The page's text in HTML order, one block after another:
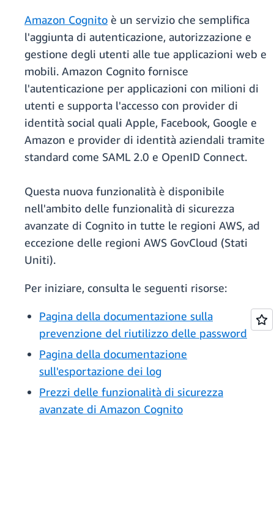
Amazon Cognito è un servizio che semplifica
l'aggiunta di autenticazione, autorizzazione e
gestione degli utenti alle tue applicazioni web e
mobili. Amazon Cognito fornisce
l'autenticazione per applicazioni con milioni di
utenti e supporta l'accesso con provider di
identità social quali Apple, Facebook, Google e
Amazon e provider di identità aziendali tramite
standard come SAML 2.0 e OpenID Connect.
Questa nuova funzionalità è disponibile
nell'ambito delle funzionalità di sicurezza
avanzate di Cognito in tutte le regioni AWS, ad
eccezione delle regioni AWS GovCloud (Stati
Uniti).
Per iniziare, consulta le seguenti risorse:
Pagina della documentazione sulla
prevenzione del riutilizzo delle password
Pagina della documentazione
sull'esportazione dei log
Prezzi delle funzionalità di sicurezza
avanzate di Amazon Cognito